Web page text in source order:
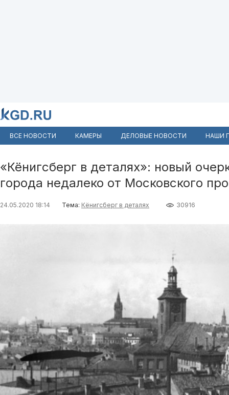
ВСЕ НОВОСТИ КАМЕРЫ ДЕЛОВЫЕ НОВОСТИ НАШИ
«Кёнигсберг в деталях»: новый
города недалеко от Московского
24.05.2020 18:14 Тема: Кёнигсберг в деталях 30916